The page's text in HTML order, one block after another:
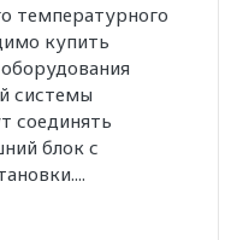
температурного
купить
системы
соединять
блок с